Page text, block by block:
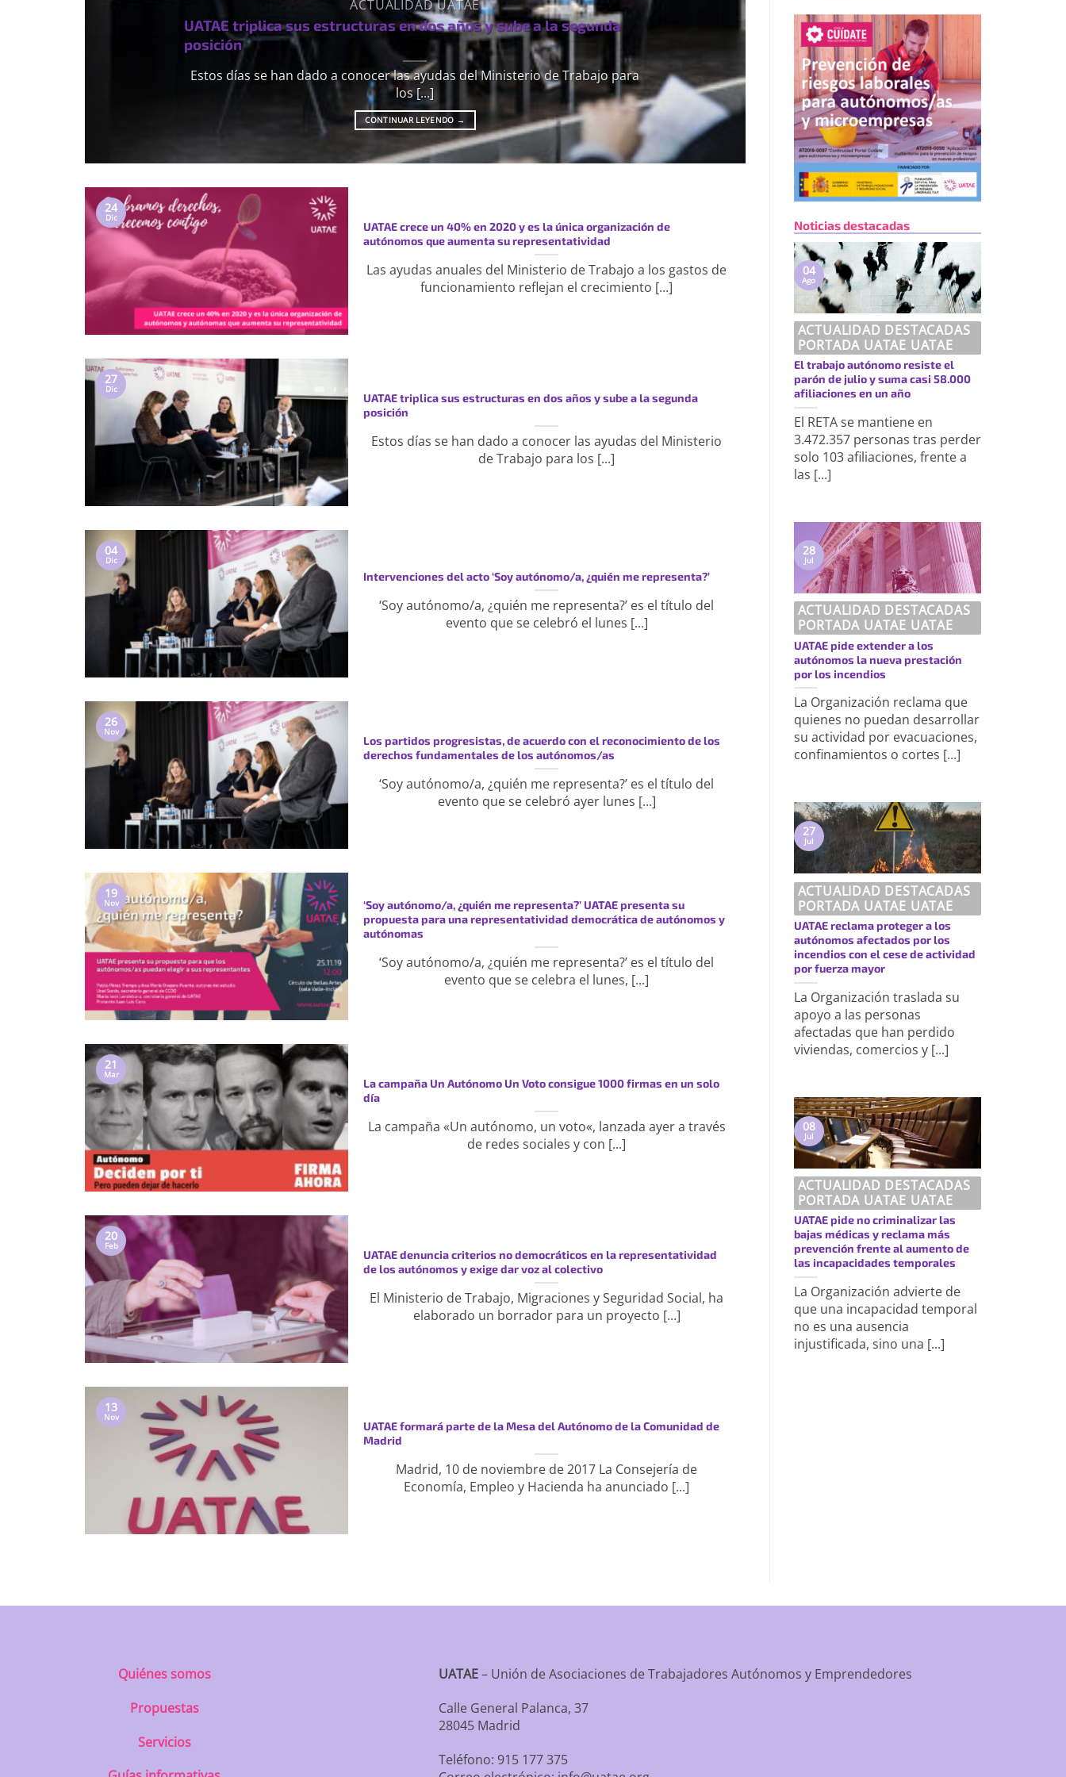
ACTUALIDAD UATAE
UATAE triplica sus estructuras en dos años y sube a la segunda
posición
Estos días se han dado a conocer las ayudas del Ministerio de Trabajo para
los [...]
CONTINUAR LEYENDO →
UATAE crece un 40% en 2020 y es la única organización de
autónomos que aumenta su representatividad
Las ayudas anuales del Ministerio de Trabajo a los gastos de
funcionamiento reflejan el crecimiento [...]
24
Dic
UATAE triplica sus estructuras en dos años y sube a la segunda
posición
Estos días se han dado a conocer las ayudas del Ministerio
de Trabajo para los [...]
27
Dic
Intervenciones del acto ‘Soy autónomo/a, ¿quién me representa?’
‘Soy autónomo/a, ¿quién me representa?’ es el título del
evento que se celebró el lunes [...]
04
Dic
Los partidos progresistas, de acuerdo con el reconocimiento de los
derechos fundamentales de los autónomos/as
‘Soy autónomo/a, ¿quién me representa?’ es el título del
evento que se celebró ayer lunes [...]
26
Nov
‘Soy autónomo/a, ¿quién me representa?’ UATAE presenta su
propuesta para una representatividad democrática de autónomos y
autónomas
‘Soy autónomo/a, ¿quién me representa?’ es el título del
evento que se celebra el lunes, [...]
19
Nov
La campaña Un Autónomo Un Voto consigue 1000 firmas en un solo
día
La campaña «Un autónomo, un voto«, lanzada ayer a través
de redes sociales y con [...]
21
Mar
UATAE denuncia criterios no democráticos en la representatividad
de los autónomos y exige dar voz al colectivo
El Ministerio de Trabajo, Migraciones y Seguridad Social, ha
elaborado un borrador para un proyecto [...]
20
Feb
UATAE formará parte de la Mesa del Autónomo de la Comunidad de
Madrid
Madrid, 10 de noviembre de 2017 La Consejería de
Economía, Empleo y Hacienda ha anunciado [...]
13
Nov
Noticias destacadas
ACTUALIDAD DESTACADAS
PORTADA UATAE UATAE
El trabajo autónomo resiste el
parón de julio y suma casi 58.000
afiliaciones en un año
El RETA se mantiene en
3.472.357 personas tras perder
solo 103 afiliaciones, frente a
las [...]
04
Ago
ACTUALIDAD DESTACADAS
PORTADA UATAE UATAE
UATAE pide extender a los
autónomos la nueva prestación
por los incendios
La Organización reclama que
quienes no puedan desarrollar
su actividad por evacuaciones,
confinamientos o cortes [...]
28
Jul
ACTUALIDAD DESTACADAS
PORTADA UATAE UATAE
UATAE reclama proteger a los
autónomos afectados por los
incendios con el cese de actividad
por fuerza mayor
La Organización traslada su
apoyo a las personas
afectadas que han perdido
viviendas, comercios y [...]
27
Jul
ACTUALIDAD DESTACADAS
PORTADA UATAE UATAE
UATAE pide no criminalizar las
bajas médicas y reclama más
prevención frente al aumento de
las incapacidades temporales
La Organización advierte de
que una incapacidad temporal
no es una ausencia
injustificada, sino una [...]
08
Jul
Quiénes somos
Propuestas
Servicios
UATAE– Unión de Asociaciones de Trabajadores Autónomos y Emprendedores
Calle General Palanca, 37
28045 Madrid
Teléfono: 915 177 375